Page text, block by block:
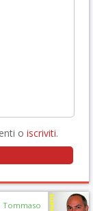
o iscriviti.
Tommaso